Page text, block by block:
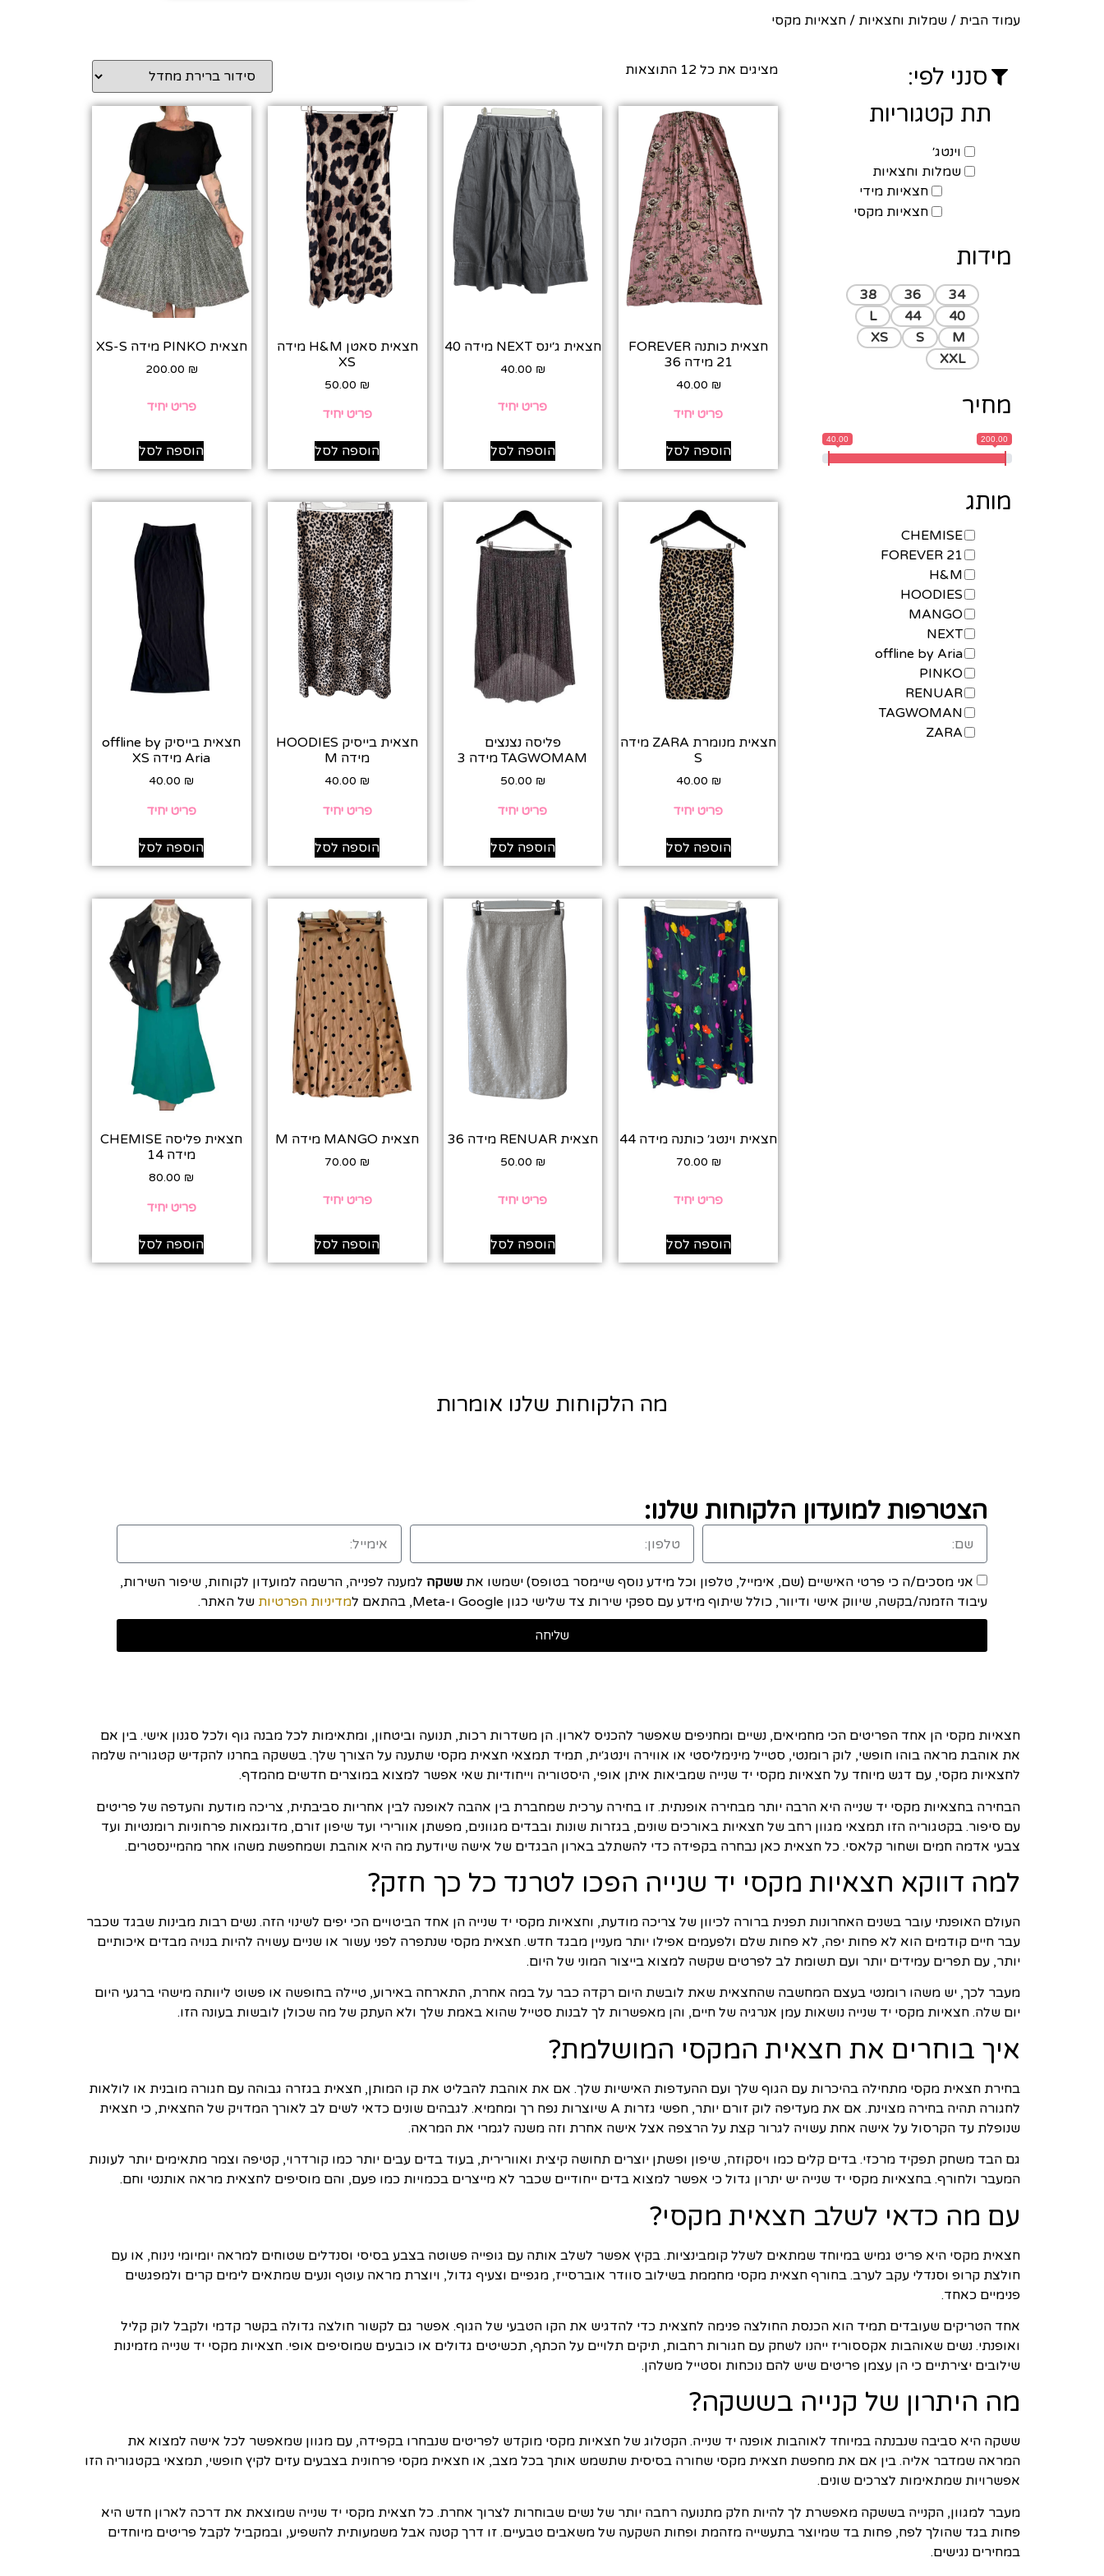
עמוד הבית / שמלות וחצאיות / חצאיות מקסי
סנני לפי:
תת קטגוריות
וינטג׳
שמלות וחצאיות
חצאיות מידי
חצאיות מקסי
מידות
34
36
38
40
44
L
M
S
XS
XXL
מחיר
40.00 200.00
מותג
CHEMISE
FOREVER 21
H&M
HOODIES
MANGO
NEXT
offline by Aria
PINKO
RENUAR
TAGWOMAN
ZARA
מציגים את כל ⁦12⁩ התוצאות
חצאית כותנה FOREVER
21 מידה 36
40.00 ₪
פריט יחיד
הוספה לסל
חצאית ג׳ינס NEXT מידה 40
40.00 ₪
פריט יחיד
הוספה לסל
חצאית סאטן H&M מידה
XS
50.00 ₪
פריט יחיד
הוספה לסל
חצאית PINKO מידה XS-S
200.00 ₪
פריט יחיד
הוספה לסל
חצאית מנומרת ZARA מידה
S
40.00 ₪
פריט יחיד
הוספה לסל
פליסה נצנצים
TAGWOMAM מידה 3
50.00 ₪
פריט יחיד
הוספה לסל
חצאית בייסיק HOODIES
מידה M
40.00 ₪
פריט יחיד
הוספה לסל
חצאית בייסיק offline by
Aria מידה XS
40.00 ₪
פריט יחיד
הוספה לסל
חצאית וינטג׳ כותנה מידה 44
70.00 ₪
פריט יחיד
הוספה לסל
חצאית RENUAR מידה 36
50.00 ₪
פריט יחיד
הוספה לסל
חצאית MANGO מידה M
70.00 ₪
פריט יחיד
הוספה לסל
חצאית פליסה CHEMISE
מידה 14
80.00 ₪
פריט יחיד
הוספה לסל
מה הלקוחות שלנו אומרות
הצטרפות למועדון הלקוחות שלנו:
אני מסכים/ה כי פרטי האישיים (שם, אימייל, טלפון וכל מידע נוסף שיימסר בטופס) ישמשו את ששקה למענה לפנייה, הרשמה למועדון לקוחות, שיפור השירות,
עיבוד הזמנה/בקשה, שיווק אישי ודיוור, כולל שיתוף מידע עם ספקי שירות צד שלישי כגון Google ו-Meta, בהתאם ל
מדיניות הפרטיות של האתר.
שליחה
חצאיות מקסי הן אחד הפריטים הכי מחמיאים, נשיים ומחניפים שאפשר להכניס לארון. הן משדרות רכות, תנועה וביטחון, ומתאימות לכל מבנה גוף ולכל סגנון אישי. בין אם
את אוהבת מראה בוהו חופשי, לוק רומנטי, סטייל מינימליסטי או אווירה וינטג׳ית, תמיד תמצאי חצאית מקסי שתענה על הצורך שלך. בששקה בחרנו להקדיש קטגוריה שלמה
לחצאיות מקסי, עם דגש מיוחד על חצאיות מקסי יד שנייה שמביאות איתן אופי, היסטוריה וייחודיות שאי אפשר למצוא במוצרים חדשים מהמדף.
הבחירה בחצאיות מקסי יד שנייה היא הרבה יותר מבחירה אופנתית. זו בחירה ערכית שמחברת בין אהבה לאופנה לבין אחריות סביבתית, צריכה מודעת והעדפה של פריטים
עם סיפור. בקטגוריה הזו תמצאי מגוון רחב של חצאיות באורכים שונים, בגזרות שונות ובבדים מגוונים, מפשתן אוורירי ועד שיפון זורם, מדוגמאות פרחוניות רומנטיות ועד
צבעי אדמה חמים ושחור קלאסי. כל חצאית כאן נבחרה בקפידה כדי להשתלב בארון הבגדים של אישה שיודעת מה היא אוהבת ושמחפשת משהו אחר מהמיינסטרים.
למה דווקא חצאיות מקסי יד שנייה הפכו לטרנד כל כך חזק?
העולם האופנתי עובר בשנים האחרונות תפנית ברורה לכיוון של צריכה מודעת, וחצאיות מקסי יד שנייה הן אחד הביטויים הכי יפים לשינוי הזה. נשים רבות מבינות שבגד שכבר
עבר חיים קודמים הוא לא פחות יפה, לא פחות שלם ולפעמים אפילו יותר מעניין מבגד חדש. חצאית מקסי שנתפרה לפני עשור או שניים עשויה להיות בנויה מבדים איכותיים
יותר, עם תפרים עמידים יותר ועם תשומת לב לפרטים שקשה למצוא בייצור המוני של היום.
מעבר לכך, יש משהו רומנטי בעצם המחשבה שהחצאית שאת לובשת היום רקדה כבר על במה אחרת, התארחה באירוע, טיילה בחופשה או פשוט ליוותה מישהי ברגעי היום
יום שלה. חצאיות מקסי יד שנייה נושאות עמן אנרגיה של חיים, והן מאפשרות לך לבנות סטייל שהוא באמת שלך ולא העתק של מה שכולן לובשות בעונה הזו.
איך בוחרים את חצאית המקסי המושלמת?
בחירת חצאית מקסי מתחילה בהיכרות עם הגוף שלך ועם ההעדפות האישיות שלך. אם את אוהבת להבליט את קו המותן, חצאית בגזרה גבוהה עם חגורה מובנית או לולאות
לחגורה תהיה בחירה מצוינת. אם את מעדיפה לוק זורם יותר, חפשי גזרות A שיוצרות נפח רך ומחמיא. לגבהים שונים כדאי לשים לב לאורך המדויק של החצאית, כי חצאית
שנופלת עד הקרסול על אישה אחת עשויה לגרור קצת על הרצפה אצל אישה אחרת וזה משנה לגמרי את המראה.
גם הבד משחק תפקיד מרכזי. בדים קלים כמו ויסקוזה, שיפון ופשתן יוצרים תחושה קיצית ואוורירית, בעוד בדים עבים יותר כמו קורדרוי, קטיפה וצמר מתאימים יותר לעונות
המעבר ולחורף. בחצאיות מקסי יד שנייה יש יתרון גדול כי אפשר למצוא בדים ייחודיים שכבר לא מייצרים בכמויות כמו פעם, והם מוסיפים לחצאית מראה אותנטי וחם.
עם מה כדאי לשלב חצאית מקסי?
חצאית מקסי היא פריט גמיש במיוחד שמתאים לשלל קומבינציות. בקיץ אפשר לשלב אותה עם גופייה פשוטה בצבע בסיסי וסנדלים שטוחים למראה יומיומי נינוח, או עם
חולצת קרופ וסנדלי עקב לערב. בחורף חצאית מקסי מחממת בשילוב סוודר אוברסייז, מגפיים וצעיף גדול, ויוצרת מראה עוטף ונעים שמתאים לימים קרים ולמפגשים
פנימיים כאחד.
אחד הטריקים שעובדים תמיד הוא הכנסת החולצה פנימה לחצאית כדי להדגיש את הקו הטבעי של הגוף. אפשר גם לקשור חולצה גדולה בקשר קדמי ולקבל לוק קליל
ואופנתי. נשים שאוהבות אקססוריז ייהנו לשחק עם חגורות רחבות, תיקים תלויים על הכתף, תכשיטים גדולים או כובעים שמוסיפים אופי. חצאיות מקסי יד שנייה מזמינות
שילובים יצירתיים כי הן עצמן פריטים שיש להם נוכחות וסטייל משלהן.
מה היתרון של קנייה בששקה?
ששקה היא סביבה שנבנתה במיוחד לאוהבות אופנה יד שנייה. הקטלוג של חצאיות מקסי מוקדש לפריטים שנבחרו בקפידה, עם מגוון שמאפשר לכל אישה למצוא את
המראה שמדבר אליה. בין אם את מחפשת חצאית מקסי שחורה בסיסית שתשמש אותך בכל מצב, או חצאית מקסי פרחונית בצבעים עזים לקיץ חופשי, תמצאי בקטגוריה הזו
אפשרויות שמתאימות לצרכים שונים.
מעבר למגוון, הקנייה בששקה מאפשרת לך להיות חלק מתנועה רחבה יותר של נשים שבוחרות לצרוך אחרת. כל חצאית מקסי יד שנייה שמוצאת את דרכה לארון חדש היא
פחות בגד שהולך לפח, פחות בד שמיוצר בתעשייה מזהמת ופחות השקעה של משאבים טבעיים. זו דרך קטנה אבל משמעותית להשפיע, ובמקביל לקבל פריטים מיוחדים
במחירים נגישים.